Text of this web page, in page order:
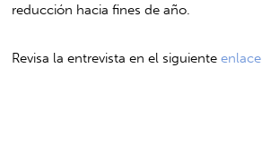
reducción hacia fines de año.
Revisa la entrevista en el siguienteenlace.